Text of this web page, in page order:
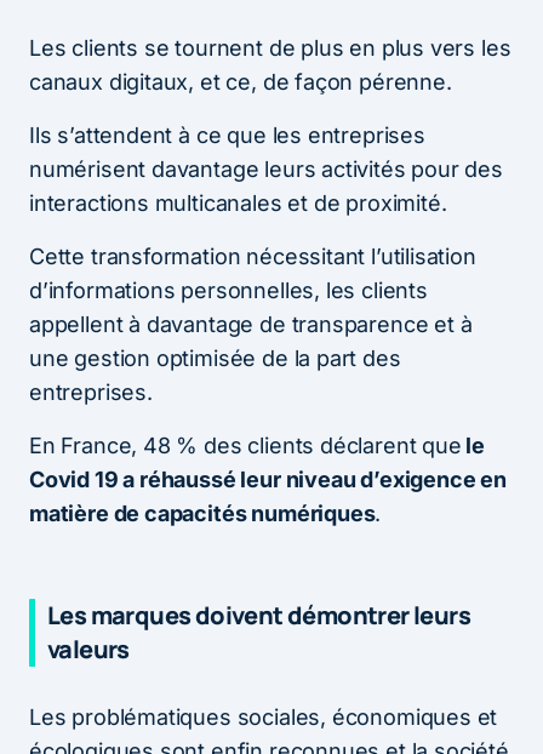
Les clients se tournent de plus en plus vers les
canaux digitaux, et ce, de façon pérenne.
Ils s’attendent à ce que les entreprises
numérisent davantage leurs activités pour des
interactions multicanales et de proximité.
Cette transformation nécessitant l’utilisation
d’informations personnelles, les clients
appellent à davantage de transparence et à
une gestion optimisée de la part des
entreprises.
En France, 48 % des clients déclarent que le
Covid 19 a réhaussé leur niveau d’exigence en
matière de capacités numériques.
Les marques doivent démontrer leurs
valeurs
Les problématiques sociales, économiques et